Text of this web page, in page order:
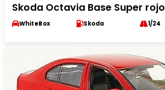
Skoda Octavia Base Super
WhiteBox Skoda 1/24